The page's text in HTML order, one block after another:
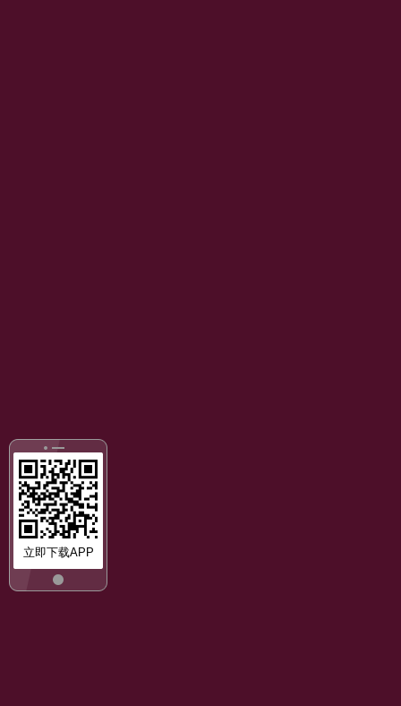
立即下载APP